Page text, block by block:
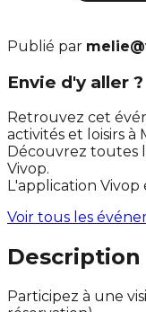
Publié par
Envie d'y aller ?
Retrouvez cet
activités et loisirs
Découvrez toutes
Vivop.
L'application
Voir tous les
Description
Participez à une